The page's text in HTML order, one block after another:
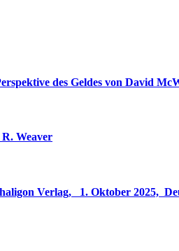
des Geldes von David
Weaver
2025, ‎ Deutsche Erstausgabe, Seitenzahl der